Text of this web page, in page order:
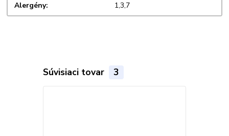
Alergény 1,3,7
Súvisiaci tovar 3